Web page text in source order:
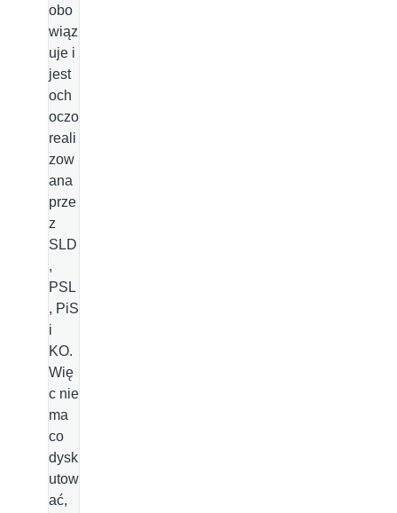
obo
wiąz
uje i
jest
och
oczo
reali
zow
ana
prze
z
SLD
,
PSL
, PiS
i
KO.
Wię
c nie
ma
co
dysk
utow
ać,